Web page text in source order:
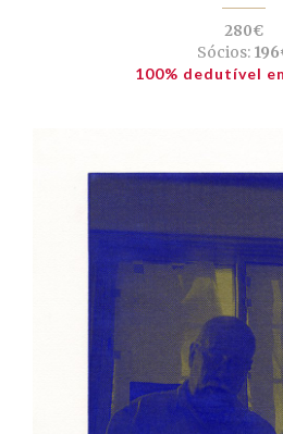
280€
Sócios:
100% dedutível